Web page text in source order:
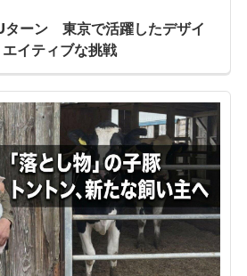
ターン 東京で活躍したデザイ
イティブな挑戦